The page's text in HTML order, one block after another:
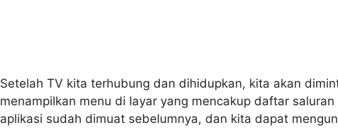
Setelah TV kita terhubung dan dihidupkan, kita akan
menampilkan menu di layar yang mencakup daftar
aplikasi sudah dimuat sebelumnya, dan kita dapat